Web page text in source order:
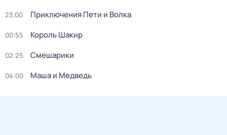
23:00 Приключения Пети и Волка
00:55 Король Шакир
02:25 Смешарики
04:00 Маша и Медведь